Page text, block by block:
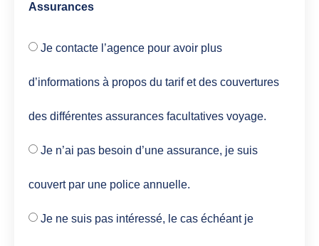
Assurances
Je contacte l’agence pour avoir plus
d’informations à propos du tarif et des couvertures
des différentes assurances facultatives voyage.
Je n’ai pas besoin d’une assurance, je suis
couvert par une police annuelle.
Je ne suis pas intéressé, le cas échéant je